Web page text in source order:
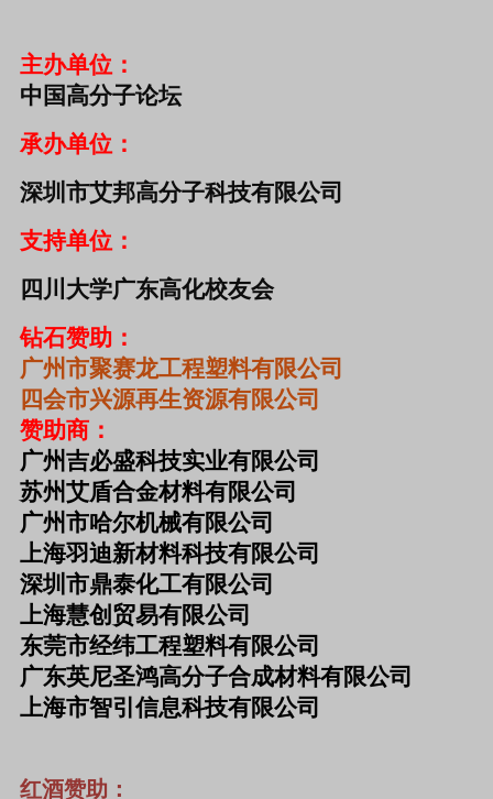
主办单位：
中国高分子论坛
承办单位：
深圳市艾邦高分子科技有限公司
支持单位：
四川大学广东高化校友会
钻石赞助：
广州市聚赛龙工程塑料有限公司
四会市兴源再生资源有限公司
赞助商：
广州吉必盛科技实业有限公司
苏州艾盾合金材料有限公司
广州市哈尔机械有限公司
上海羽迪新材料科技有限公司
深圳市鼎泰化工有限公司
上海慧创贸易有限公司
东莞市经纬工程塑料有限公司
广东英尼圣鸿高分子合成材料有限公司
上海市智引信息科技有限公司
红酒赞助：